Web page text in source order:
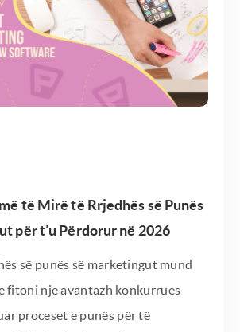
të Mirë të Rrjedhës së Punës
për t’u Përdorur në 2026
së punës së marketingut mund
fitoni një avantazh konkurrues
proceset e punës për të